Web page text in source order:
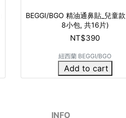
BEGGI/BGO 精油通鼻貼_兒童
8小包, 共16片)
NT$390
紐西蘭 BEGGI/BGO
Add to cart
INFO